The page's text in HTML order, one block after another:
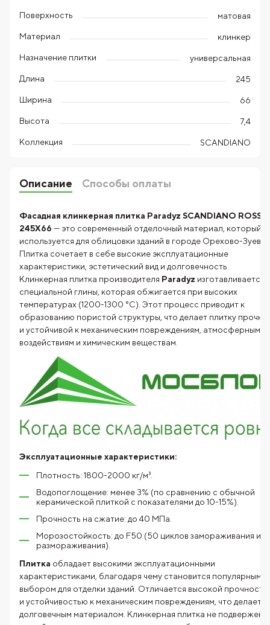
Поверхность матовая
Материал клинкер
Назначение плитки универсальная
Длина 245
Ширина 66
Высота 7,4
Коллекция SCANDIANO
Описание Способы оплаты
Фасадная клинкерная плитка Paradyz SCANDIANO ROSSO
245X66 — это современный отделочный материал, который
используется для облицовки зданий в городе Орехово-Зуево.
Плитка сочетает в себе высокие эксплуатационные
характеристики, эстетический вид и долговечность.
Клинкерная плитка производителя Paradyz изготавливается
специальной глины, которая обжигается при высоких
температурах (1200-1300 °C). Этот процесс приводит к
образованию пористой структуры, что делает плитку
и устойчивой к механическим повреждениям, атмосферным
воздействиям и химическим веществам.
Эксплуатационные характеристики:
Плотность: 1800-2000 кг/м³.
Водопоглощение: менее 3% (по сравнению с обычной
керамической плиткой с показателями до 10-15%).
Прочность на сжатие: до 40 МПа.
Морозостойкость: до F50 (50 циклов замораживания и
размораживания).
Плитка обладает высокими эксплуатационными
характеристиками, благодаря чему становится популярным
выбором для отделки зданий. Отличается высокой
и устойчивостью к механическим повреждениям, что делает
долговечным материалом. Клинкерная плитка не подвержена